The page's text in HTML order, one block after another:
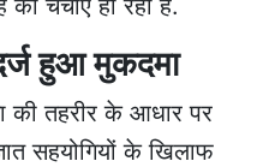
हुआ मुकदमा
की तहरीर के आधार पर
सहयोगियों के खिलाफ